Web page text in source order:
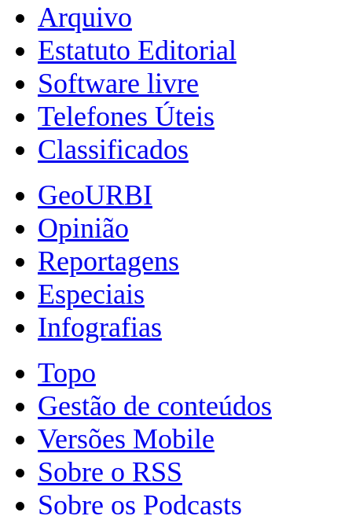
Arquivo
Estatuto Editorial
Software livre
Telefones Úteis
Classificados
GeoURBI
Opinião
Reportagens
Especiais
Infografias
Topo
Gestão de conteúdos
Versões Mobile
Sobre o RSS
Sobre os Podcasts